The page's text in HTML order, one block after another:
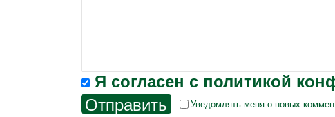
Я согласен с политикой
Отправить Уведомлять меня о новых